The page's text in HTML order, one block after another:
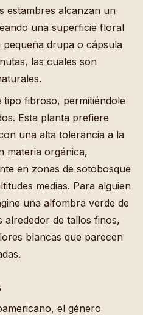
estambres alcanzan un
una superficie floral
drupa o cápsula
las cuales son
tipo fibroso, permitiéndole
Esta planta prefiere
una alta tolerancia a la
materia orgánica,
en zonas de sotobosque
medias. Para alguien
una alfombra verde de
alrededor de tallos finos,
blancas que parecen
el género